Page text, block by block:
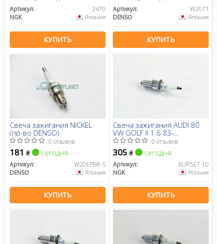
Артикул:
2470
NGK
Япония
КУПИТЬ
Артикул:
W20TT
DENSO
Япония
КУПИТЬ
Свеча зажигания NICKEL
(пр-во DENSO)
0 отзывов
181 ₴ сегодня
Артикул:
W20EPBR-S
DENSO
Япония
КУПИТЬ
Свеча зажигания AUDI 80
VW GOLF II 1.6 83-
92/PASSAT 3 1.6 88-92 (3-
Ground) (пр-во NGK)
0 отзывов
305 ₴ сегодня
Артикул:
BUR5ET-10
NGK
Япония
КУПИТЬ